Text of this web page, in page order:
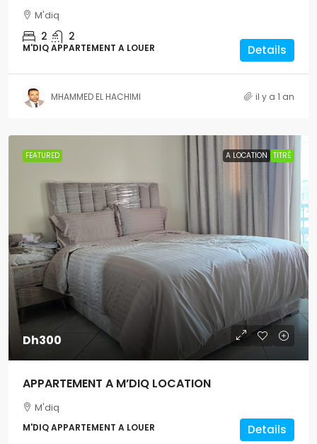
M'diq
2 2
M'DIQ APPARTEMENT A LOUER Details
MHAMMED EL HACHIMI il y a 1 an
FEATURED A LOCATION TITRÉ
Dh300
APPARTEMENT A M’DIQ LOCATION
M'diq
M'DIQ APPARTEMENT A LOUER Details